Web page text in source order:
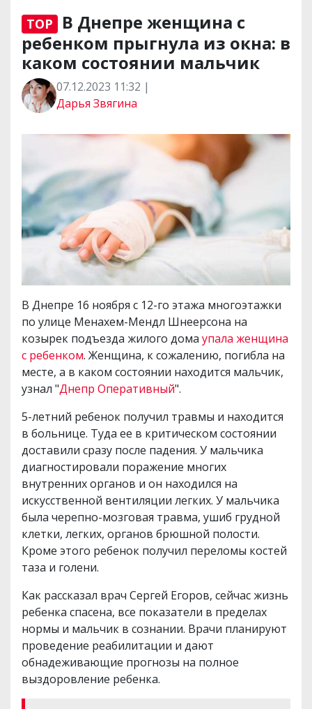
TOP
В Днепре женщина с
ребенком прыгнула из окна: в
каком состоянии мальчик
07.12.2023 11:32 |
Дарья Звягина
В Днепре 16 ноября с 12-го этажа многоэтажки
по улице Менахем-Мендл Шнеерсона на
козырек подъезда жилого дома упала женщина
с ребенком. Женщина, к сожалению, погибла на
месте, а в каком состоянии находится мальчик,
узнал "Днепр Оперативный".
5-летний ребенок получил травмы и находится
в больнице. Туда ее в критическом состоянии
доставили сразу после падения. У мальчика
диагностировали поражение многих
внутренних органов и он находился на
искусственной вентиляции легких. У мальчика
была черепно-мозговая травма, ушиб грудной
клетки, легких, органов брюшной полости.
Кроме этого ребенок получил переломы костей
таза и голени.
Как рассказал врач Сергей Егоров, сейчас жизнь
ребенка спасена, все показатели в пределах
нормы и мальчик в сознании. Врачи планируют
проведение реабилитации и дают
обнадеживающие прогнозы на полное
выздоровление ребенка.